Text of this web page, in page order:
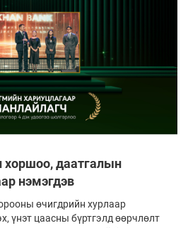
хоршоо, даатгалын
нэмэгдэв
өчигдрийн хурлаар
үнэт цаасны бүртгэлд өөрчлөлт